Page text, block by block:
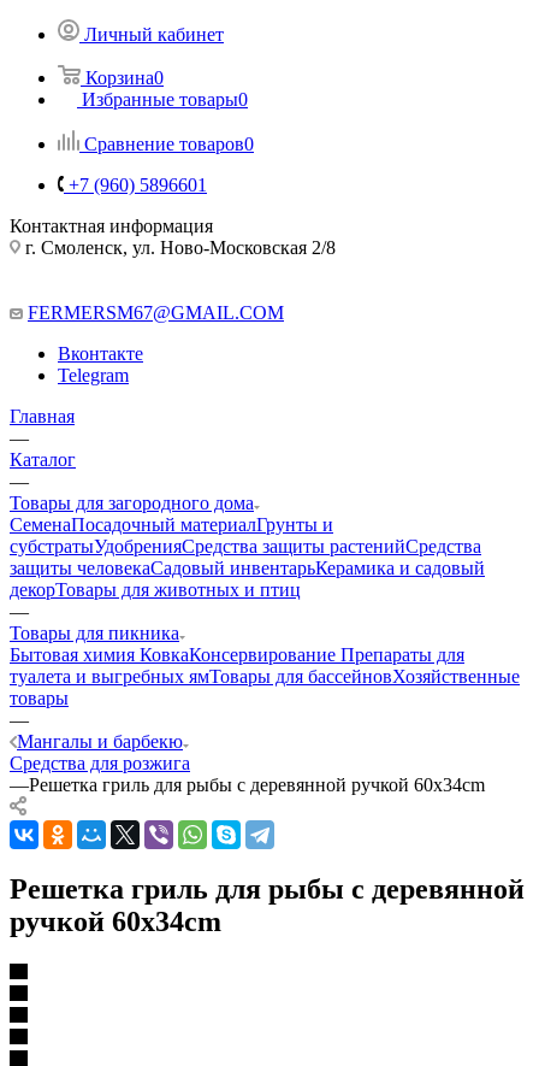
Личный кабинет
Корзина0
Избранные товары0
Сравнение товаров0
+7 (960) 5896601
Контактная информация
г. Смоленск, ул. Ново-Московская 2/8
FERMERSM67@GMAIL.COM
Вконтакте
Telegram
Главная
—
Каталог
—
Товары для загородного дома
СеменаПосадочный материалГрунты и
субстратыУдобренияСредства защиты растенийСредства
защиты человекаСадовый инвентарьКерамика и садовый
декорТовары для животных и птиц
—
Товары для пикника
Бытовая химия КовкаКонсервирование Препараты для
туалета и выгребных ямТовары для бассейновХозяйственные
товары
—
Мангалы и барбекю
Средства для розжига
—Решетка гриль для рыбы с деревянной ручкой 60x34cm
Решетка гриль для рыбы с деревянной
ручкой 60x34cm